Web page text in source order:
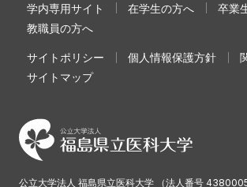
学内専用サイト 在学生の方へ
卒業
教職員の方へ
サイトポリシー 個人情報保護方針
サイトマップ
公立大学法人 福島県立医科大学 （法人番号